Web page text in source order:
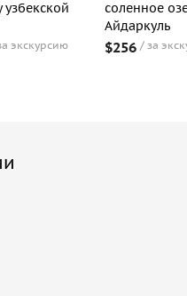
узбекской
экскурсию
соленное
Айдаркуль
$256 за